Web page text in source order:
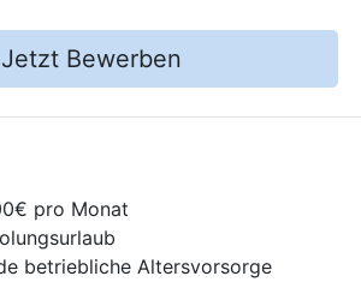
Jetzt Bewerben
pro Monat
betriebliche Altersvorsorge